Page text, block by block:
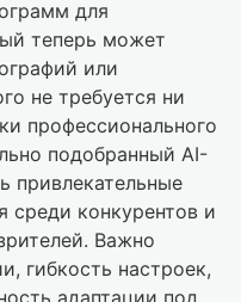
для
теперь может
или
не требуется ни
профессионального
подобранный AI-
привлекательные
среди конкурентов и
Важно
гибкость настроек,
адаптации под